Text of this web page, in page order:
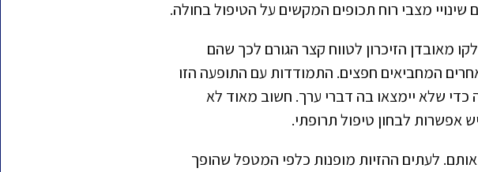
מצבי רוח תכופים המקשים על הטיפול בחולה.
מאובדן הזיכרון לטווח קצר הגורם לכך שהם
המחביאים חפצים. התמודדות עם התופעה הזו
שלא יימצאו בה דברי ערך. חשוב מאוד לא
אפשרות לבחון טיפול תרופתי.
אותם. לעתים ההזיות מופנות כלפי המטפל שהופך